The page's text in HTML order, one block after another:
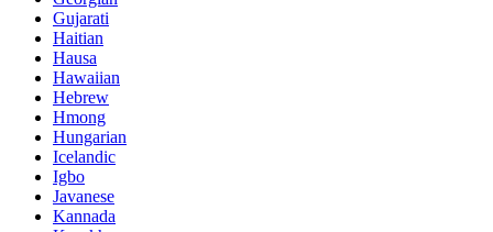
Gujarati
Haitian
Hausa
Hawaiian
Hebrew
Hmong
Hungarian
Icelandic
Igbo
Javanese
Kannada